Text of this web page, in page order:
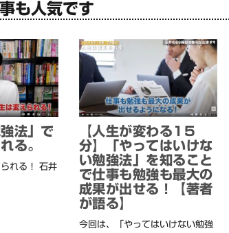
も人気です
法」で
る。
れる！ 石井
【人生が変わる15
分】「やってはいけな
い勉強法」を知ること
で仕事も勉強も最大の
成果が出せる！【著者
が語る】
今回は、「やってはいけない勉強